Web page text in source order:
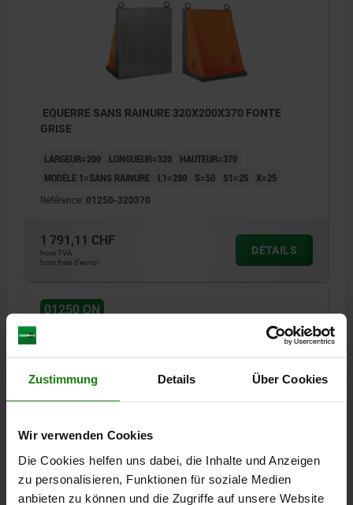
Zustimmung Details Über Cookies
Wir verwenden Cookies
Die Cookies helfen uns dabei, die Inhalte und Anzeigen
zu personalisieren, Funktionen für soziale Medien
anbieten zu können und die Zugriffe auf unsere Website
EQUERRE SANS RAINURE 320X200X370 FONTE
GRISE
LARGEUR=200 LONGUEUR=320
HAUTEUR=370
MODÈLE 1=SANS RAINURE
L1=280 S=50 S1=25 X=25
Référence: 01250-320370
1 791,11 CHF
hors TVA
hors frais d’envoi
DÉTAILS
01250 ON
EQUERRE SANS RAINURE 400X265X450 FONTE
GRISE
LARGEUR=265 LONGUEUR=400
HAUTEUR=450